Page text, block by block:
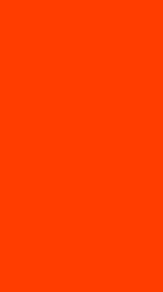
per
els sistemes
pràctiques
entre d’altres.
per
a